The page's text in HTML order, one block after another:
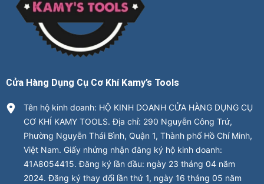
Cửa Hàng Dụng Cụ Cơ Khí Kamy’s Tools
Tên hộ kinh doanh: HỘ KINH DOANH CỬA HÀNG DỤNG CỤ
CƠ KHÍ KAMY TOOLS. Địa chỉ: 290 Nguyễn Công Trứ,
Phường Nguyễn Thái Bình, Quận 1, Thành phố Hồ Chí Minh,
Việt Nam. Giấy nhứng nhận đăng ký hộ kinh doanh:
41A8054415. Đăng ký lần đầu: ngày 23 tháng 04 năm
2024. Đăng ký thay đổi lần thứ 1, ngày 16 tháng 05 năm